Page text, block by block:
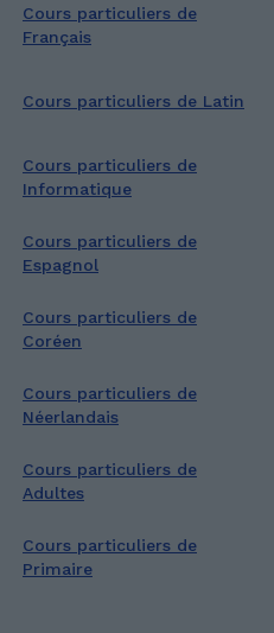
Cours particuliers de
Français
Cours particuliers de Latin
Cours particuliers de
Informatique
Cours particuliers de
Espagnol
Cours particuliers de
Coréen
Cours particuliers de
Néerlandais
Cours particuliers de
Adultes
Cours particuliers de
Primaire